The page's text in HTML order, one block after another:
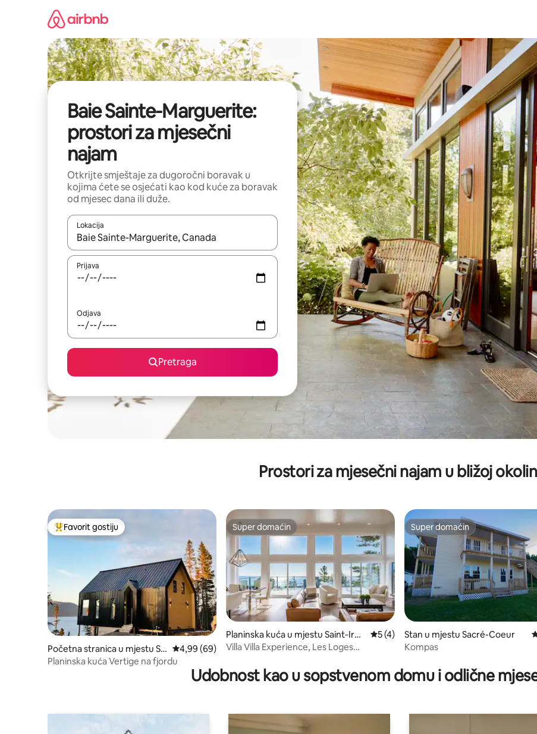
Baie Sainte-Marguerite:
prostori za mjesečni
najam
Otkrijte smještaje za dugoročni boravak u
kojima ćete se osjećati kao kod kuće za boravak
od mjesec dana ili duže.
Lokacija
Kad su rezultati dostupni, možete da se krećete kroz njih pomoću strelica nagore i nadolje, kao i da ih istražujte dodirom
Prijava
Odjava
Pretraga
Prostori za mjesečni najam u bližoj
Glavni favorit gostiju
Favorit gostiju
Početna stranica u mjestu Sa
guenay
prosječna ocjena 4,99 od 5, recenzija: 69
4,99 (69)
Planinska kuća Vertige na fjordu
Super domaćin
Super domaćin
Planinska kuća u mjestu Saint-Irén
ée
prosječna ocjena 5 od 5, recenzija: 4
5 (4)
Villa Villa Experience, Les Loges
Super domaćin
Super domaćin
Stan u mjestu Sacré-Coeur
Kompas
Udobnost kao u sopstvenom domu i odlične